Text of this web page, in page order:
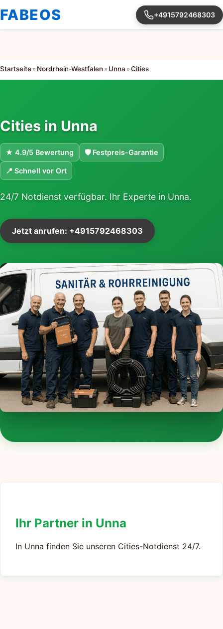
FABEOS +4915792468303
Startseite» Nordrhein-Westfalen» Unna »Cities
Cities in Unna
★ 4.9/5 Bewertung 🛡 Festpreis-Garantie
📍 Schnell vor Ort
24/7 Notdienst verfügbar. Ihr Experte in Unna.
Jetzt anrufen: +4915792468303
Ihr Partner in Unna
In Unna finden Sie unseren Cities-Notdienst 24/7.